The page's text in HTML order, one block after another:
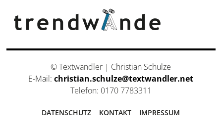
© Textwandler | Christian Schulze
E-Mail:christian.schulze@textwandler.net
Telefon: 0170 7783311
DATENSCHUTZ KONTAKT IMPRESSUM